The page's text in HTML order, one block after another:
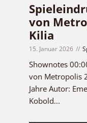
von
Kilia
15. Januar 2026
Shownotes
von Metropolis
Jahre Autor:
Kobold...